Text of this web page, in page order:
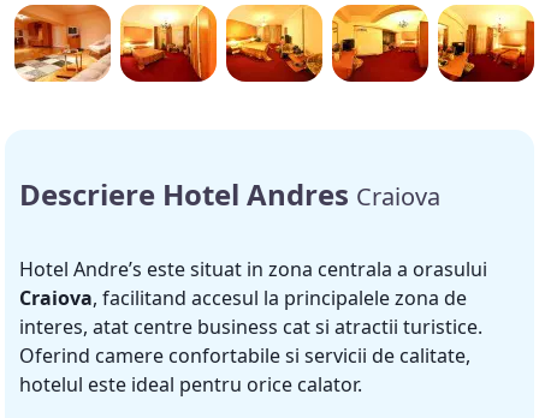
Descriere Hotel Andres Craiova
Hotel Andre’s este situat in zona centrala a orasului
Craiova, facilitand accesul la principalele zona de
interes, atat centre business cat si atractii turistice.
Oferind camere confortabile si servicii de calitate,
hotelul este ideal pentru orice calator.